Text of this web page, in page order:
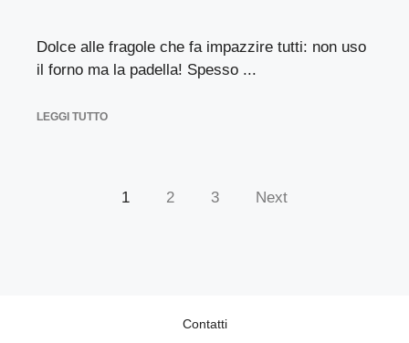
Dolce alle fragole che fa impazzire tutti: non uso
il forno ma la padella! Spesso ...
LEGGI TUTTO
1 2 3 Next
Contatti